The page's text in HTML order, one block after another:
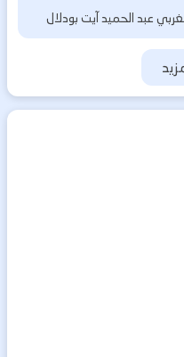
عبد الحميد آيت بودلال